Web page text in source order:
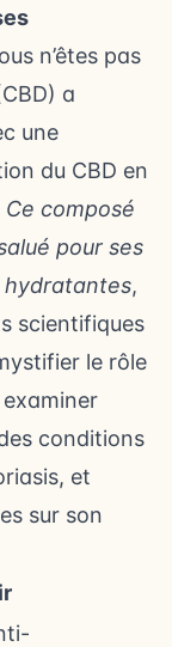
n’êtes pas
a
une
du CBD en
Ce composé
pour ses
,
scientifiques
le rôle
conditions
et
sur son